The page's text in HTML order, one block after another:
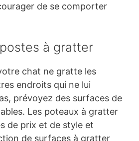
de se comporter
à gratter
chat ne gratte les
endroits qui ne lui
prévoyez des surfaces de
Les poteaux à gratter
de prix et de style et
de surfaces à gratter